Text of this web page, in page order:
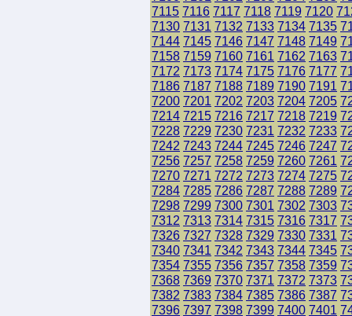
7115 7116 7117 7118 7119 7120
7130 7131 7132 7133 7134 7135
7144 7145 7146 7147 7148 7149
7158 7159 7160 7161 7162 7163
7172 7173 7174 7175 7176 7177
7186 7187 7188 7189 7190 7191
7200 7201 7202 7203 7204 7205
7214 7215 7216 7217 7218 7219
7228 7229 7230 7231 7232 7233
7242 7243 7244 7245 7246 7247
7256 7257 7258 7259 7260 7261
7270 7271 7272 7273 7274 7275
7284 7285 7286 7287 7288 7289
7298 7299 7300 7301 7302 7303
7312 7313 7314 7315 7316 7317
7326 7327 7328 7329 7330 7331
7340 7341 7342 7343 7344 7345
7354 7355 7356 7357 7358 7359
7368 7369 7370 7371 7372 7373
7382 7383 7384 7385 7386 7387
7396 7397 7398 7399 7400 7401